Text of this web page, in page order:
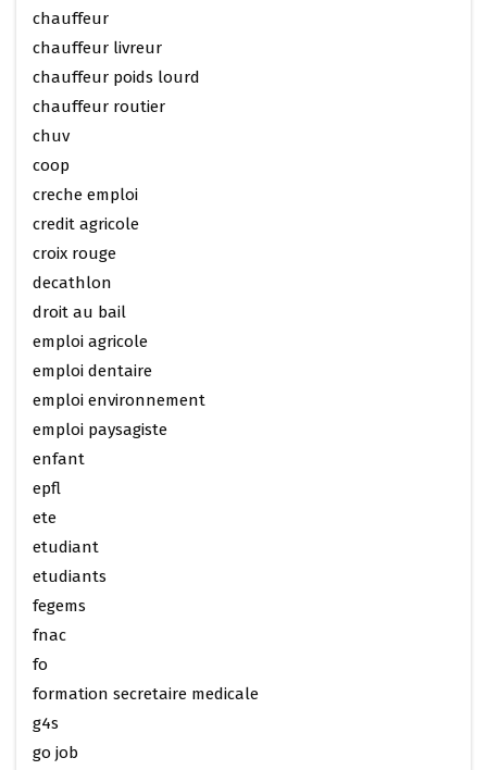
chauffeur
chauffeur livreur
chauffeur poids lourd
chauffeur routier
chuv
coop
creche emploi
credit agricole
croix rouge
decathlon
droit au bail
emploi agricole
emploi dentaire
emploi environnement
emploi paysagiste
enfant
epfl
ete
etudiant
etudiants
fegems
fnac
fo
formation secretaire medicale
g4s
go job